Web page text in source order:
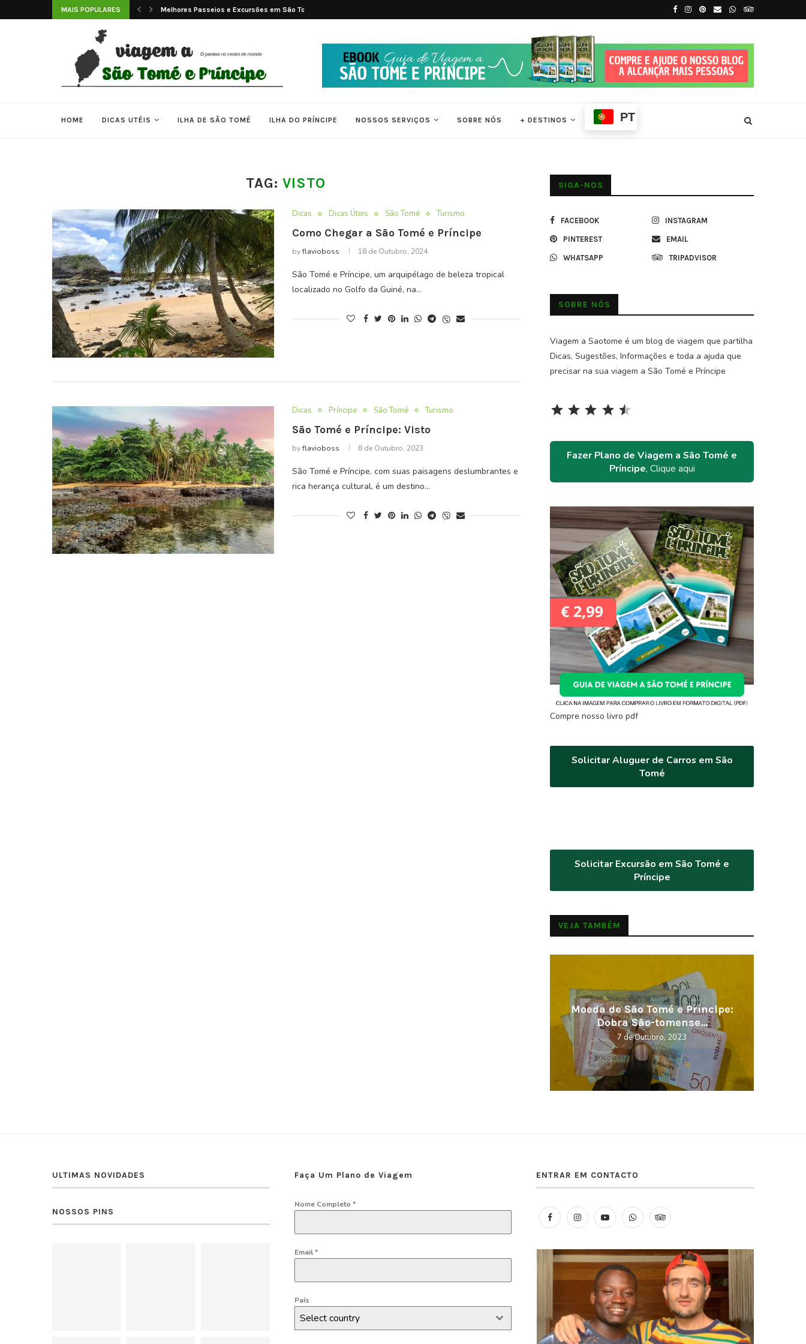
MAIS POPULARES Melhores Passeios e Excursões em São Tomé e... Tradições e Ritmos de São Tomé e
HOME DICAS UTÉIS ILHA DE SÃO TOMÉ ILHA DO PRÍNCIPE NOSSOS SERVIÇOS SOBRE NÓS + DESTINOS PT
TAG:VISTO
Dicas Dicas Úteis São Tomé Turismo
Como Chegar a São Tomé e Príncipe
byflavioboss 18 de Outubro, 2024
São Tomé e Príncipe, um arquipélago de beleza tropical
localizado no Golfo da Guiné, na…
Dicas Príncipe São Tomé Turismo
São Tomé e Príncipe: Visto
byflavioboss 8 de Outubro, 2023
São Tomé e Príncipe, com suas paisagens deslumbrantes e
rica herança cultural, é um destino…
SIGA-NOS
FACEBOOK INSTAGRAM
PINTEREST EMAIL
WHATSAPP TRIPADVISOR
SOBRE NÓS
Viagem a Saotome é um blog de viagem que partilha
Dicas, Sugestões, Informações e toda a ajuda que
precisar na sua viagem a São Tomé e Príncipe
⭐⭐⭐ ⭐⭐
Fazer Plano de Viagem a São Tomé e
Príncipe, Clique aqui
Compre nosso livro pdf
Solicitar Aluguer de Carros em São
Tomé
Solicitar Excursão em São Tomé e
Príncipe
VEJA TAMBÉM
Visitar em 2023, os melhores
destinos
5 de Novembro, 2022
ULTIMAS NOVIDADES
NOSSOS PINS
Faça Um Plano de Viagem
Nome Completo *
Email*
País
Select country
ENTRAR EM CONTACTO